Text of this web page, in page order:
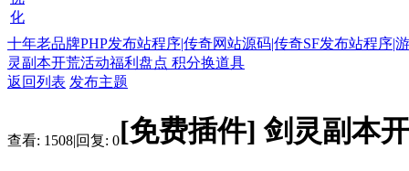
十年老品牌PHP发布站程序|传奇网站源码|传奇SF发布站程序|
灵副本开荒活动福利盘点 积分换道具
返回列表 发布主题
查看: 1508|回复: 0[免费插件]剑灵副本